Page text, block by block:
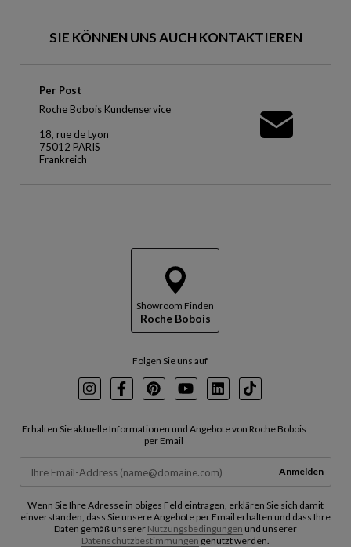
SIE KÖNNEN UNS AUCH KONTAKTIEREN
Per Post
Roche Bobois Kundenservice
18, rue de Lyon
75012 PARIS
Frankreich
Showroom Finden
Roche Bobois
Folgen Sie uns auf
InstagramFacebookPinterest
YoutubeLinkedInTikTok
Erhalten Sie aktuelle Informationen und Angebote von Roche Bobois
per Email
Anmelden
Wenn Sie Ihre Adresse in obiges Feld eintragen, erklären Sie sich damit
einverstanden, dass Sie unsere Angebote per Email erhalten und dass Ihre
Daten gemäß unserer Nutzungsbedingungen und unserer
Datenschutzbestimmungen genutzt werden.